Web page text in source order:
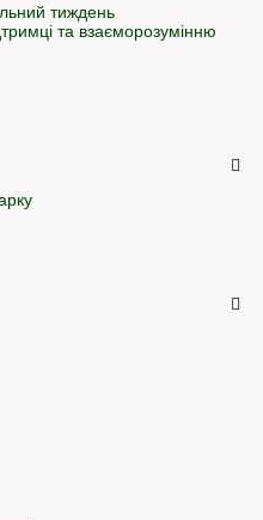
тиждень
та взаєморозумінню